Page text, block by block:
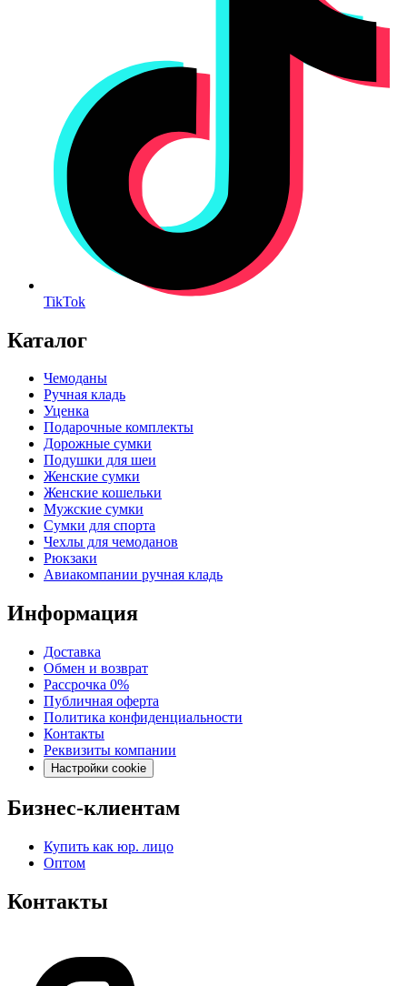
TikTok
Каталог
Чемоданы
Ручная кладь
Уценка
Подарочные комплекты
Дорожные сумки
Подушки для шеи
Женские сумки
Женские кошельки
Мужские сумки
Сумки для спорта
Чехлы для чемоданов
Рюкзаки
Авиакомпании ручная кладь
Информация
Доставка
Обмен и возврат
Рассрочка 0%
Публичная оферта
Политика конфиденциальности
Контакты
Реквизиты компании
Настройки cookie
Бизнес-клиентам
Купить как юр. лицо
Оптом
Контакты